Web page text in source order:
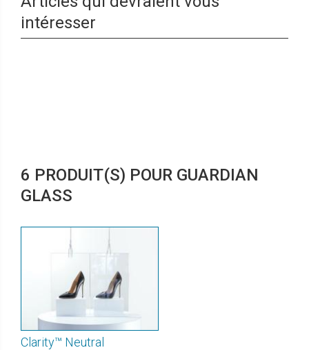
intéresser
6 PRODUIT(S) POUR GUARDIAN
GLASS
Clarity™ Neutral